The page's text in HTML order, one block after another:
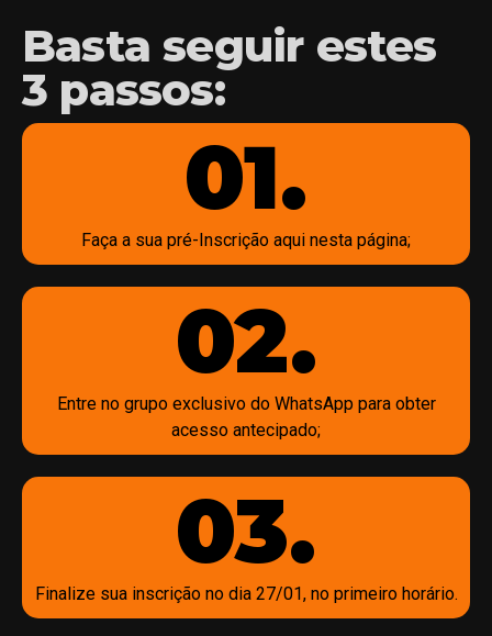
Basta seguir estes
3 passos:
01.
Faça a sua pré-Inscrição aqui nesta página;
02.
Entre no grupo exclusivo do WhatsApp para obter
acesso antecipado;
03.
Finalize sua inscrição no dia 27/01, no primeiro horário.